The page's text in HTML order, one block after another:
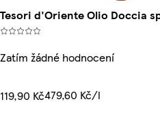
Tesori d'Oriente Olio Doccia
Zatím žádné hodnocení
119,90 Kč479,60 Kč/l